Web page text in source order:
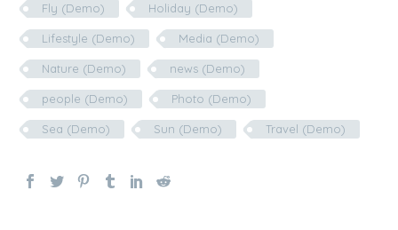
Fly (Demo) Holiday (Demo)
Lifestyle (Demo) Media (Demo)
Nature (Demo) news (Demo)
people (Demo) Photo (Demo)
Sea (Demo) Sun (Demo) Travel (Demo)